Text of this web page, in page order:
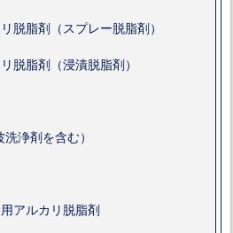
脱脂剤（スプレー脱脂剤）
脱脂剤（浸漬脱脂剤）
浄剤を含む）
アルカリ脱脂剤